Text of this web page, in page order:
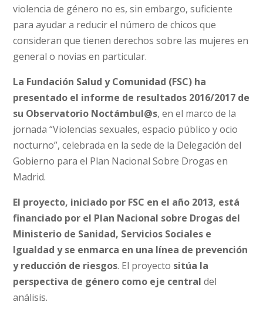
violencia de género no es, sin embargo, suficiente
para ayudar a reducir el número de chicos que
consideran que tienen derechos sobre las mujeres en
general o novias en particular.
La Fundación Salud y Comunidad (FSC) ha
presentado el informe de resultados 2016/2017 de
su Observatorio Noctámbul@s, en el marco de la
jornada “Violencias sexuales, espacio público y ocio
nocturno”, celebrada en la sede de la Delegación del
Gobierno para el Plan Nacional Sobre Drogas en
Madrid.
El proyecto, iniciado por FSC en el año 2013, está
financiado por el Plan Nacional sobre Drogas del
Ministerio de Sanidad, Servicios Sociales e
Igualdad y se enmarca en una línea de prevención
y reducción de riesgos. El proyecto sitúa la
perspectiva de género como eje central del
análisis.